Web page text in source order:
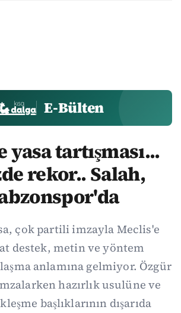
E-Bülten
yasa tartışması...
rekor.. Salah,
çok partili imzayla Meclis'e
destek, metin ve yöntem
anlamına gelmiyor. Özgür
hazırlık usulüne ve
başlıklarının dışarıda